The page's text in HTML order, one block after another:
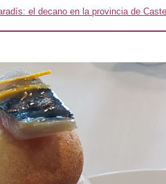
el decano en la provincia de